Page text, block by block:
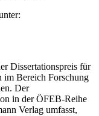
Dissertationspreis für
im Bereich Forschung
Der
in der ÖFEB-Reihe
Verlag umfasst,